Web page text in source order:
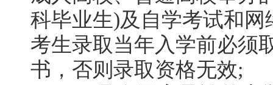
科毕业生)及自学考试和
考生录取当年入学前必须
书，否则录取资格无效;